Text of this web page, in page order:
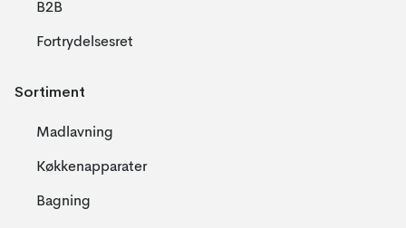
B2B
Fortrydelsesret
Sortiment
Madlavning
Køkkenapparater
Bagning